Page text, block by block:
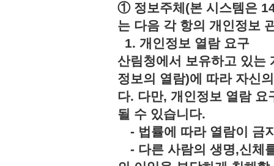
① 정보주체(본 시스템은
는 다음 각 항의 개인정보
1. 개인정보 열람 요구
산림청에서 보유하고 있는
정보의 열람)에 따라 자신
다. 다만, 개인정보 열람
될 수 있습니다.
- 법률에 따라 열람이
- 다른 사람의 생명,신체